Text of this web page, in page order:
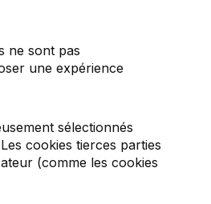
ne sont pas
une expérience
sélectionnés
cookies tierces parties
(comme les cookies